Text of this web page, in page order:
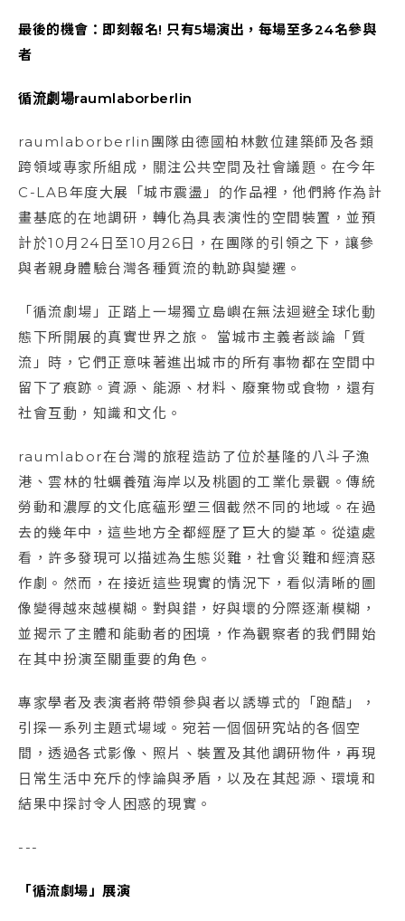
最後的機會：即刻報名! 只有5場演出，每場至多24名參與
者
循流劇場raumlaborberlin
raumlaborberlin團隊由德國柏林數位建築師及各類
跨領域專家所組成，關注公共空間及社會議題。在今年
C-LAB年度大展「城市震盪」的作品裡，他們將作為計
畫基底的在地調研，轉化為具表演性的空間裝置，並預
計於10月24日至10月26日，在團隊的引領之下，讓參
與者親身體驗台灣各種質流的軌跡與變遷。
「循流劇場」正踏上一場獨立島嶼在無法迴避全球化動
態下所開展的真實世界之旅。 當城市主義者談論「質
流」時，它們正意味著進出城市的所有事物都在空間中
留下了痕跡。資源、能源、材料、廢棄物或食物，還有
社會互動，知識和文化。
raumlabor在台灣的旅程造訪了位於基隆的八斗子漁
港、雲林的牡蠣養殖海岸以及桃園的工業化景觀。傳統
勞動和濃厚的文化底蘊形塑三個截然不同的地域。在過
去的幾年中，這些地方全都經歷了巨大的變革。從遠處
看，許多發現可以描述為生態災難，社會災難和經濟惡
作劇。然而，在接近這些現實的情況下，看似清晰的圖
像變得越來越模糊。對與錯，好與壞的分際逐漸模糊，
並揭示了主體和能動者的困境，作為觀察者的我們開始
在其中扮演至關重要的角色。
專家學者及表演者將帶領參與者以誘導式的「跑酷」，
引探一系列主題式場域。宛若一個個研究站的各個空
間，透過各式影像、照片、裝置及其他調研物件，再現
日常生活中充斥的悖論與矛盾，以及在其起源、環境和
結果中探討令人困惑的現實。
---
「循流劇場」展演